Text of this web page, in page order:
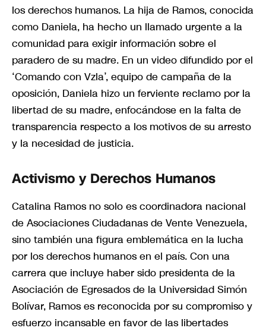
los derechos humanos. La hija de Ramos, conocida
como Daniela, ha hecho un llamado urgente a la
comunidad para exigir información sobre el
paradero de su madre. En un video difundido por el
‘Comando con Vzla’, equipo de campaña de la
oposición, Daniela hizo un ferviente reclamo por la
libertad de su madre, enfocándose en la falta de
transparencia respecto a los motivos de su arresto
y la necesidad de justicia.
Activismo y Derechos Humanos
Catalina Ramos no solo es coordinadora nacional
de Asociaciones Ciudadanas de Vente Venezuela,
sino también una figura emblemática en la lucha
por los derechos humanos en el país. Con una
carrera que incluye haber sido presidenta de la
Asociación de Egresados de la Universidad Simón
Bolívar, Ramos es reconocida por su compromiso y
esfuerzo incansable en favor de las libertades